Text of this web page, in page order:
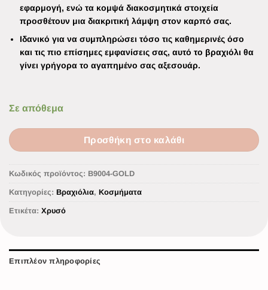
εφαρμογή, ενώ τα κομψά διακοσμητικά στοιχεία
προσθέτουν μια διακριτική λάμψη στον καρπό σας.
Ιδανικό για να συμπληρώσει τόσο τις καθημερινές όσο
και τις πιο επίσημες εμφανίσεις σας, αυτό το βραχιόλι θα
γίνει γρήγορα το αγαπημένο σας αξεσουάρ.
Σε απόθεμα
Προσθήκη στο καλάθι
Κωδικός προϊόντος: Β9004-GOLD
Κατηγορίες: Βραχιόλια, Κοσμήματα
Ετικέτα: Χρυσό
Επιπλέον πληροφορίες